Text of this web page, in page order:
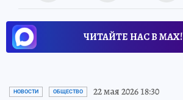
ЧИТАЙТЕ НАС В МАХ!
НОВОСТИ ОБЩЕСТВО 22 мая 2026 18:30